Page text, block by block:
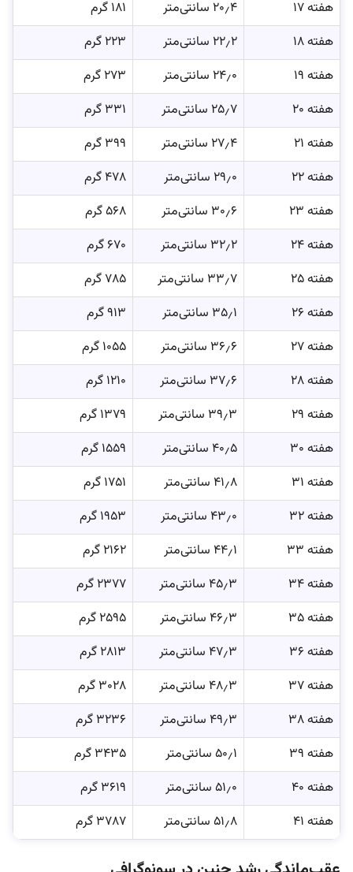
هفته ۱۷
۲۰٫۴ سانتی‌متر
۱۸۱ گرم
هفته ۱۸
۲۲٫۲ سانتی‌متر
۲۲۳ گرم
هفته ۱۹
۲۴٫۰ سانتی‌متر
۲۷۳ گرم
هفته ۲۰
۲۵٫۷ سانتی‌متر
۳۳۱ گرم
هفته ۲۱
۲۷٫۴ سانتی‌متر
۳۹۹ گرم
هفته ۲۲
۲۹٫۰ سانتی‌متر
۴۷۸ گرم
هفته ۲۳
۳۰٫۶ سانتی‌متر
۵۶۸ گرم
هفته ۲۴
۳۲٫۲ سانتی‌متر
۶۷۰ گرم
هفته ۲۵
۳۳٫۷ سانتی‌متر
۷۸۵ گرم
هفته ۲۶
۳۵٫۱ سانتی‌متر
۹۱۳ گرم
هفته ۲۷
۳۶٫۶ سانتی‌متر
۱۰۵۵ گرم
هفته ۲۸
۳۷٫۶ سانتی‌متر
۱۲۱۰ گرم
هفته ۲۹
۳۹٫۳ سانتی‌متر
۱۳۷۹ گرم
هفته ۳۰
۴۰٫۵ سانتی‌متر
۱۵۵۹ گرم
هفته ۳۱
۴۱٫۸ سانتی‌متر
۱۷۵۱ گرم
هفته ۳۲
۴۳٫۰ سانتی‌متر
۱۹۵۳ گرم
هفته ۳۳
۴۴٫۱ سانتی‌متر
۲۱۶۲ گرم
هفته ۳۴
۴۵٫۳ سانتی‌متر
۲۳۷۷ گرم
هفته ۳۵
۴۶٫۳ سانتی‌متر
۲۵۹۵ گرم
هفته ۳۶
۴۷٫۳ سانتی‌متر
۲۸۱۳ گرم
هفته ۳۷
۴۸٫۳ سانتی‌متر
۳۰۲۸ گرم
هفته ۳۸
۴۹٫۳ سانتی‌متر
۳۲۳۶ گرم
هفته ۳۹
۵۰٫۱ سانتی‌متر
۳۴۳۵ گرم
هفته ۴۰
۵۱٫۰ سانتی‌متر
۳۶۱۹ گرم
هفته ۴۱
۵۱٫۸ سانتی‌متر ۳۷۸۷ گرم